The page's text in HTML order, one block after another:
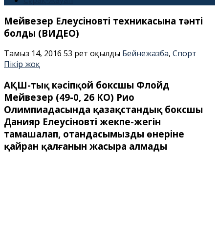
Мейвезер Елеусіновтің техникасына тәнті
болды (ВИДЕО)
Тамыз 14, 2016 53 рет оқылды Бейнежазба, Спорт
Пікір жоқ
АҚШ-тық кәсіпқой боксшы Флойд
Мейвезер (49-0, 26 КО) Рио
Олимпиадасында қазақстандық боксшы
Данияр Елеусіновтің жекпе-жегін
тамашалап, отандасымыздың өнеріне
қайран қалғанын жасыра алмады